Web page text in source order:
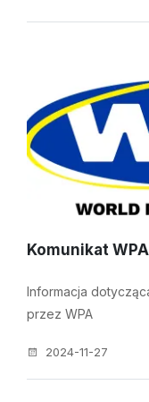
Komunikat WPA
Informacja
przez WPA
2024-11-27